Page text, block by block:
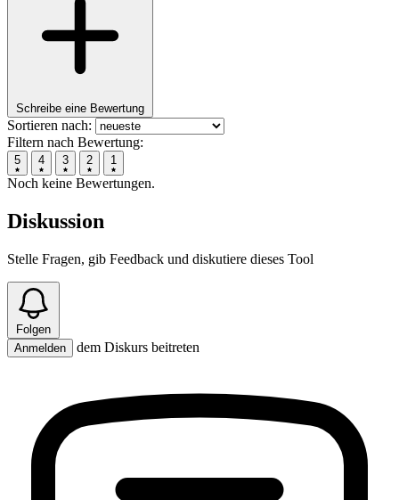
Schreibe eine Bewertung
Sortieren nach:
Filtern nach Bewertung:
5 4 3 2 1
Noch keine Bewertungen.
Diskussion
Stelle Fragen, gib Feedback und diskutiere dieses Tool
Folgen
Anmelden
dem Diskurs beitreten